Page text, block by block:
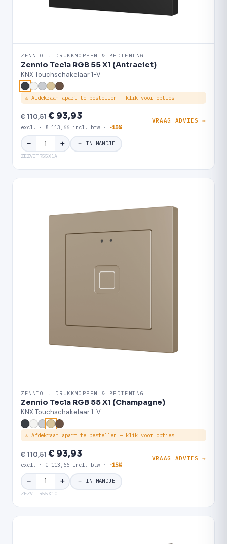
ZENNIO · DRUKKNOPPEN & BEDIENING
Zennio Tecla RGB 55 X1 (Antraciet)
KNX Touchschakelaar 1-V
⚠ Afdekraam apart te bestellen — klik voor opties
€ 110,51€ 93,93
excl. · € 113,66 incl. btw · -15%
VRAAG ADVIES →
− ＋ ＋ IN MANDJE
ZEZVITR55X1A
ZENNIO · DRUKKNOPPEN & BEDIENING
Zennio Tecla RGB 55 X1 (Champagne)
KNX Touchschakelaar 1-V
⚠ Afdekraam apart te bestellen — klik voor opties
€ 110,51€ 93,93
excl. · € 113,66 incl. btw · -15%
VRAAG ADVIES →
− ＋ ＋ IN MANDJE
ZEZVITR55X1C